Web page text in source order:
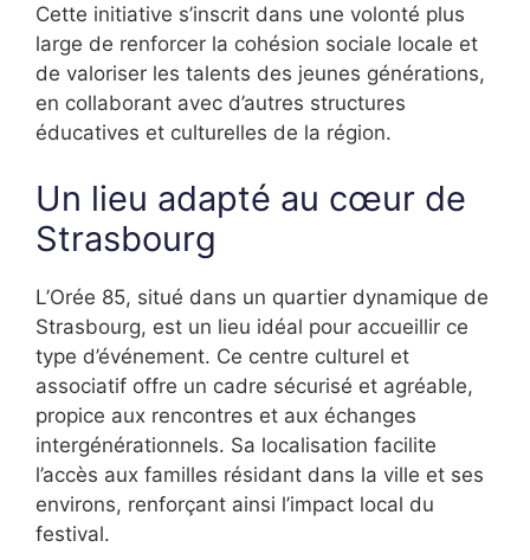
Cette initiative s’inscrit dans une volonté plus
large de renforcer la cohésion sociale locale et
de valoriser les talents des jeunes générations,
en collaborant avec d’autres structures
éducatives et culturelles de la région.
Un lieu adapté au cœur de
Strasbourg
L’Orée 85, situé dans un quartier dynamique de
Strasbourg, est un lieu idéal pour accueillir ce
type d’événement. Ce centre culturel et
associatif offre un cadre sécurisé et agréable,
propice aux rencontres et aux échanges
intergénérationnels. Sa localisation facilite
l’accès aux familles résidant dans la ville et ses
environs, renforçant ainsi l’impact local du
festival.